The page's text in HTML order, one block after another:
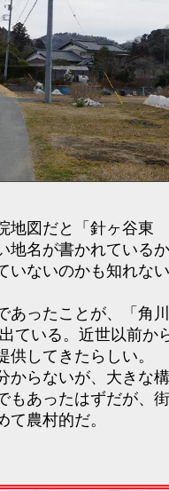
地図だと「針ヶ谷東
地名が書かれている
いないのかも知れな
あったことが、「角
ている。近世以前か
供してきたらしい。
からないが、大きな
もあったはずだが、
農村的だ。